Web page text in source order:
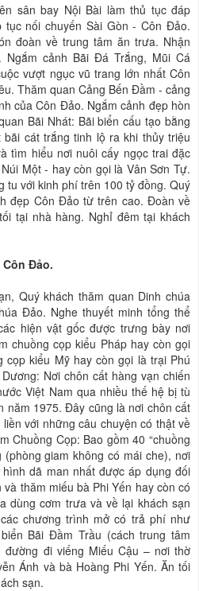
sân bay Nội Bài làm thủ tục đáp
tục nối chuyến Sài Gòn - Côn Đảo.
đoàn về trung tâm ăn trưa. Nhận
Ngắm cảnh Bãi Đá Trắng, Mũi Cá
vượt ngục vũ trang lớn nhất Côn
Thăm quan Cảng Bến Đầm - cảng
của Côn Đảo. Ngắm cảnh đẹp hòn
Bãi Nhát: Bãi biển cấu tạo bằng
cát trắng tinh lộ ra khi thủy triệu
tìm hiểu nơi nuôi cấy ngọc trai đặc
Một - hay còn gọi là Vân Sơn Tự.
tu với kinh phí trên 100 tỷ đồng. Quý
đẹp Côn Đảo từ trên cao. Đoàn về
tại nhà hàng. Nghỉ đêm tại khách
Đảo.
Quý khách thăm quan Dinh chúa
Đảo. Nghe thuyết minh tổng thể
hiện vật gốc được trưng bày nơi
chuồng cọp kiểu Pháp hay còn gọi
cọp kiểu Mỹ hay còn gọi là trại Phú
Nơi chôn cất hàng vạn chiến
Việt Nam qua nhiều thế hệ bị tù
năm 1975. Đây cũng là nơi chôn cất
với những câu chuyện có thật về
Chuồng Cọp: Bao gồm 40 “chuồng
giam không có mái che), nơi
dã man nhất được áp dụng đối
thăm miếu bà Phi Yến hay còn có
dùng cơm trưa và về lại khách sạn
chương trình mở có trả phí như
Bãi Đầm Trầu (cách trung tâm
đi viếng Miếu Cậu – nơi thờ
Ánh và bà Hoàng Phi Yến. Ăn tối
sạn.